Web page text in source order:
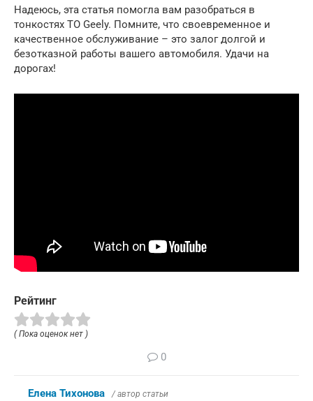
Надеюсь, эта статья помогла вам разобраться в
тонкостях ТО Geely. Помните, что своевременное и
качественное обслуживание – это залог долгой и
безотказной работы вашего автомобиля. Удачи на
дорогах!
Рейтинг
( Пока оценок нет )
0
Елена Тихонова / автор статьи